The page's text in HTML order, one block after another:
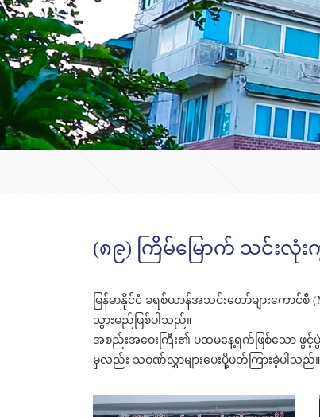
(၈၉) ကြိမ်မြောက် သင်းလုံ
မြန်မာနိုင်ငံ ခရစ်ယာန်အသင်းတော်များကော
သွားမည်ဖြစ်ပါသည်။
အစည်းအဝေးကြီး၏ ပထမနေ့ရက်ဖြစ်သော ဖွင့်
မှလည်း သဝဏ်လွှာများပေးပို့ဖတ်ကြားခဲ့ပါသည်။